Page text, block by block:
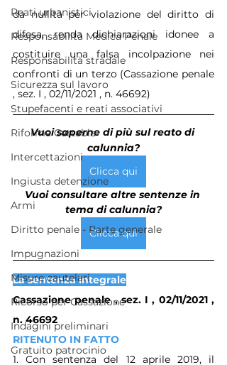
Reati urbanistici
Responsabilità Medica Penale
Responsabilità stradale
Sicurezza sul lavoro
Stupefacenti e reati associativi
Riforma Cartabia
Intercettazioni
Ingiusta detenzione
Armi
Diritto penale - Parte generale
Impugnazioni
Misure cautelari
Ricorso per Cassazione
Indagini preliminari
Gratuito patrocinio
da nullità per violazione del diritto di
difesa, renda dichiarazioni idonee a
costituire una falsa incolpazione nei
confronti di un terzo (Cassazione penale
, sez. I , 02/11/2021 , n. 46692)
Vuoi saperne di più sul reato di
calunnia?
Clicca qui
Vuoi consultare altre sentenze in
tema di calunnia?
Clicca qui
La sentenza integrale
Cassazione penale , sez. I , 02/11/2021 ,
n. 46692
RITENUTO IN FATTO
1. Con sentenza del 12 aprile 2019, il